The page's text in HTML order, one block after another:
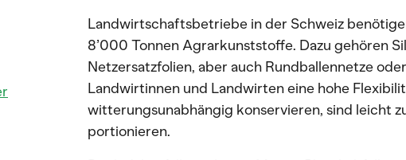
Landwirtschaftsbetriebe in der Schweiz
8’000 Tonnen Agrarkunststoffe. Dazu gehören
Netzersatzfolien, aber auch Rundballennetze
Landwirtinnen und Landwirten eine hohe
witterungsunabhängig konservieren, sind leicht
portionieren.